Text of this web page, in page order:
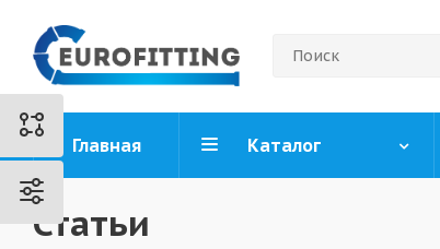
Главная Каталог
Статьи